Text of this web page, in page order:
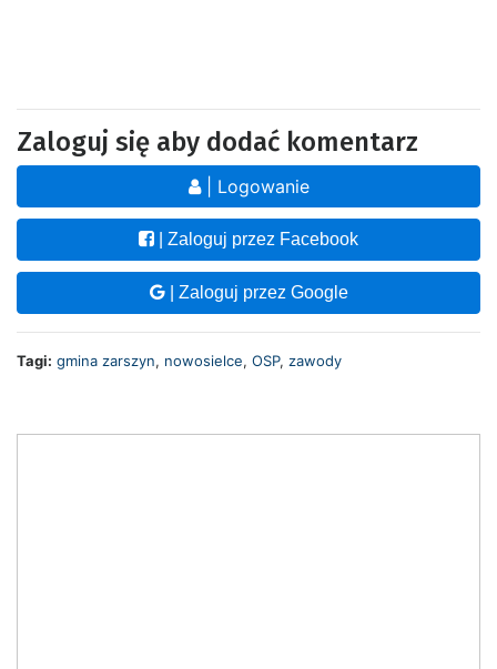
Zaloguj się aby dodać komentarz
| Logowanie
| Zaloguj przez Facebook
| Zaloguj przez Google
Tagi: gmina zarszyn, nowosielce, OSP, zawody